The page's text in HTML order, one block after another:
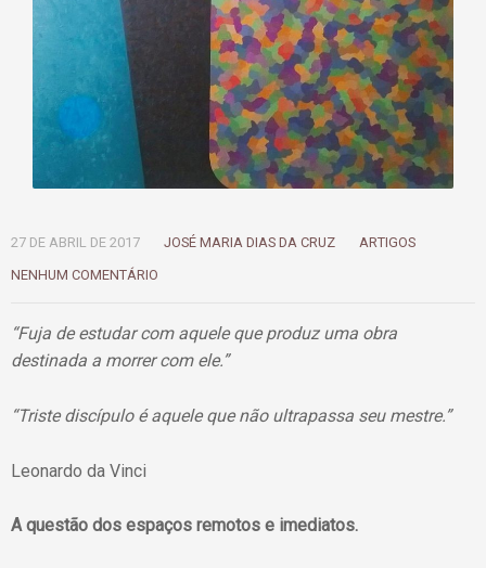
27 DE ABRIL DE 2017 JOSÉ MARIA DIAS DA CRUZ
ARTIGOS
NENHUM COMENTÁRIO
“Fuja de estudar com aquele que produz uma obra
destinada a morrer com ele.”
“Triste discípulo é aquele que não ultrapassa seu mestre.”
Leonardo da Vinci
A questão dos espaços remotos e imediatos.